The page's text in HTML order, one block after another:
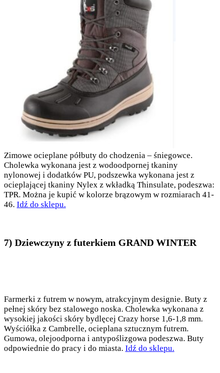
Zimowe ocieplane półbuty do chodzenia – śniegowce.
Cholewka wykonana jest z wodoodpornej tkaniny
nylonowej i dodatków PU, podszewka wykonana jest z
ocieplającej tkaniny Nylex z wkładką Thinsulate, podeszwa:
TPR. Można je kupić w kolorze brązowym w rozmiarach 41-
46. Idź do sklepu.
7) Dziewczyny z futerkiem GRAND WINTER
Farmerki z futrem w nowym, atrakcyjnym designie. Buty z
pełnej skóry bez stalowego noska. Cholewka wykonana z
wysokiej jakości skóry bydlęcej Crazy horse 1,6-1,8 mm.
Wyściółka z Cambrelle, ocieplana sztucznym futrem.
Gumowa, olejoodporna i antypoślizgowa podeszwa. Buty
odpowiednie do pracy i do miasta. Idź do sklepu.